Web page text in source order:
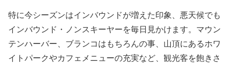
特に今シーズンはインバウンドが増えた印象、悪天候でも
インバウンド・ノンスキーヤーを毎日見かけます。マウン
テンハーバー、ブランコはもちろんの事、山頂にあるホワ
イトパークやカフェメニューの充実など、観光客を飽きさ